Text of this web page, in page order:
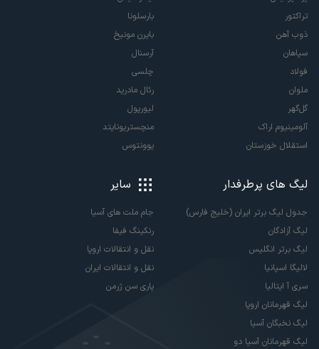
تراکتور
ذوب آهن
سپاهان
فولاد
ملوان
گل‌گهر
آلومینیوم اراک
استقلال خوزستان
بارسلونا
بایرن مونیخ
آرسنال
چلسی
رئال مادرید
لیورپول
منچستریونایتد
یوونتوس
لیگ های پرطرفدار
جدول لیگ برتر ایران (خلیج فارس)
لیگ آزادگان
لیگ برتر انگلیس
لالیگا اسپانیا
سری آ ایتالیا
لیگ قهرمانان اروپا
لیگ نخبگان آسیا
لیگ قهرمانان آسیا دو
سایر
جام ملت های آسیا
رنکینگ فیفا
نقل و انتقالات اروپا
نقل و انتقالات ایران
پاری سن ژرمن